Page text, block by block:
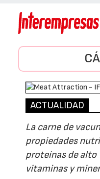
ACTUALIDAD
La carne de
propiedades
proteínas de alto
vitaminas y